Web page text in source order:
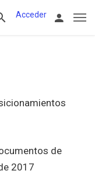
Acceder
de
2017